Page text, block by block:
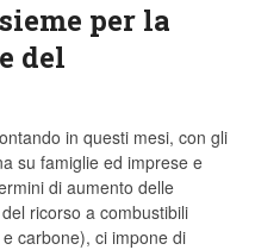
per la
del
in questi mesi, con gli
su famiglie ed imprese e
di aumento delle
ricorso a combustibili
carbone), ci impone di